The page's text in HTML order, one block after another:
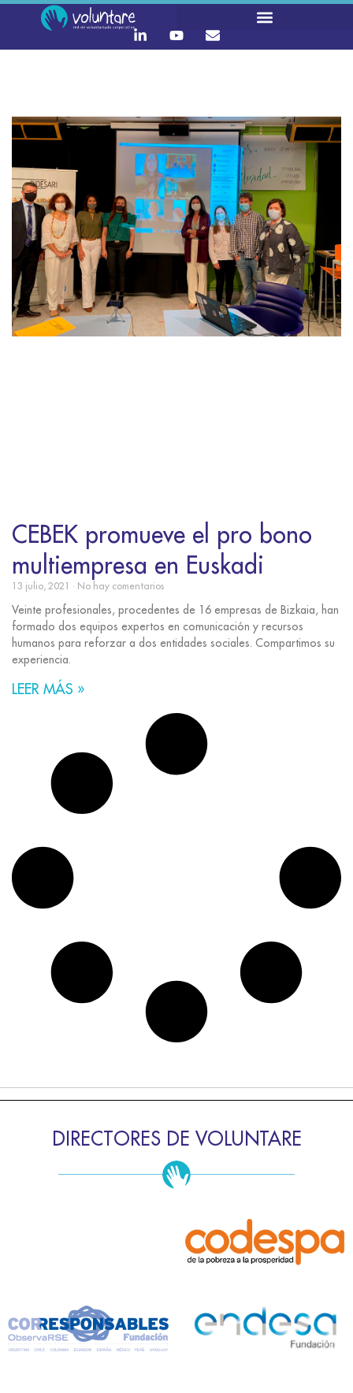
CEBEK promueve el pro bono
multiempresa en Euskadi
13 julio, 2021 No hay comentarios
Veinte profesionales, procedentes de 16 empresas de Bizkaia, han
formado dos equipos expertos en comunicación y recursos
humanos para reforzar a dos entidades sociales. Compartimos su
experiencia.
LEER MÁS »
DIRECTORES DE VOLUNTARE